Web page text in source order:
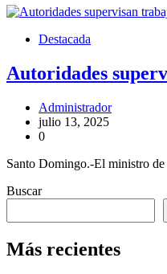
Destacada
Autoridades
Administrador
julio 13, 2025
0
Santo Domingo.-El ministro
Buscar
Más recientes